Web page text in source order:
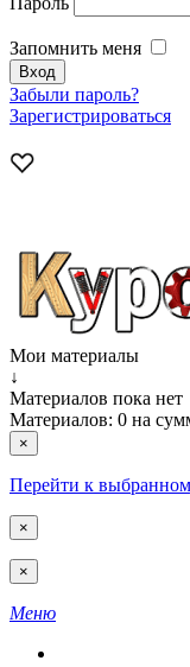
Запомнить меня
Забыли пароль?
Зарегистрироваться
Мои материалы
↓
Материалов пока нет
Материалов: 0 на
×
Перейти к
×
×
Меню